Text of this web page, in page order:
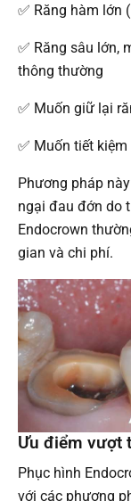
✅ Răng hàm lớn
✅ Răng sâu lớn,
thông thường
✅ Muốn giữ lại
✅ Muốn tiết
Phương pháp
ngại đau đớn do
Endocrown
gian và chi phí.
Ưu điểm vượt
Phục hình
với các phương